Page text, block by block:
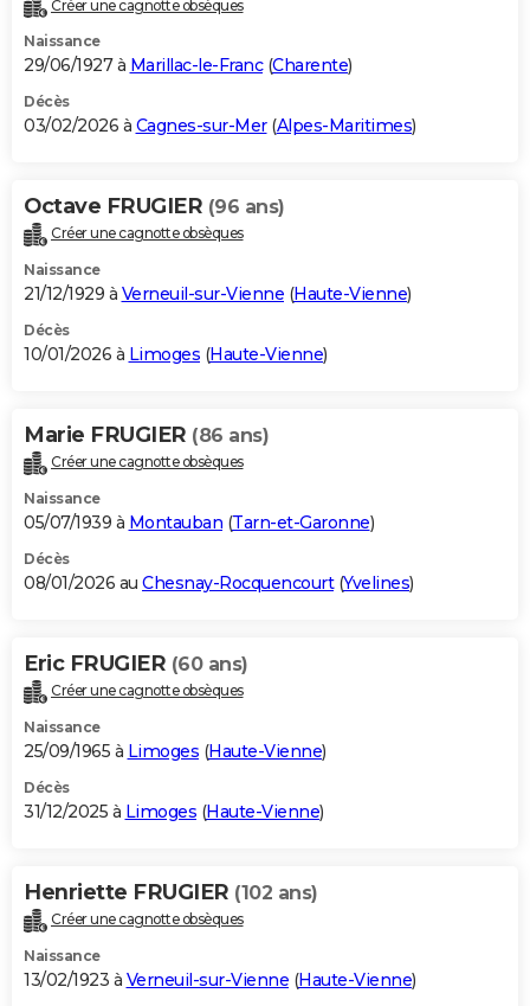
Créer une cagnotte obsèques
Naissance
29/06/1927 à Marillac-le-Franc(Charente)
Décès
03/02/2026 à Cagnes-sur-Mer(Alpes-Maritimes)
Octave FRUGIER (96 ans)
Créer une cagnotte obsèques
Naissance
21/12/1929 à Verneuil-sur-Vienne (Haute-Vienne)
Décès
10/01/2026 à Limoges (Haute-Vienne)
Marie FRUGIER (86 ans)
Créer une cagnotte obsèques
Naissance
05/07/1939 à Montauban (Tarn-et-Garonne)
Décès
08/01/2026 au Chesnay-Rocquencourt(Yvelines)
Eric FRUGIER (60 ans)
Créer une cagnotte obsèques
Naissance
25/09/1965 à Limoges (Haute-Vienne)
Décès
31/12/2025 à Limoges (Haute-Vienne)
Henriette FRUGIER (102 ans)
Créer une cagnotte obsèques
Naissance
13/02/1923 à Verneuil-sur-Vienne (Haute-Vienne)